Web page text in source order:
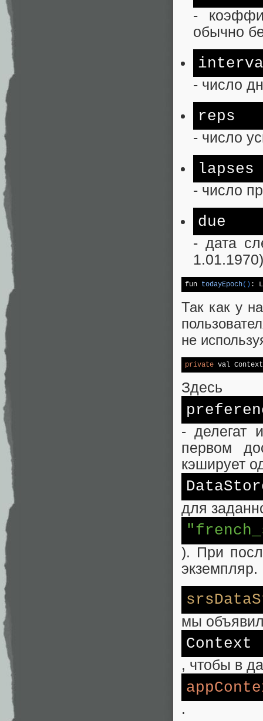
-
обычно
- число
reps
- число
lapses
- число
due
- дата
fun todayEpoch() :
Так как у
не
private val
Здесь
- делегат
первом
кэширует
для
). При
экземпляр.
мы
Context
, чтобы в
.